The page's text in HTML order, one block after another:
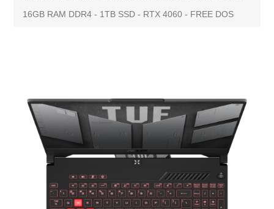
16GB RAM DDR4 - 1TB SSD - RTX 4060 - FREE DOS